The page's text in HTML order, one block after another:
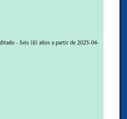
- Seis (6) años a partir de 2025-04-